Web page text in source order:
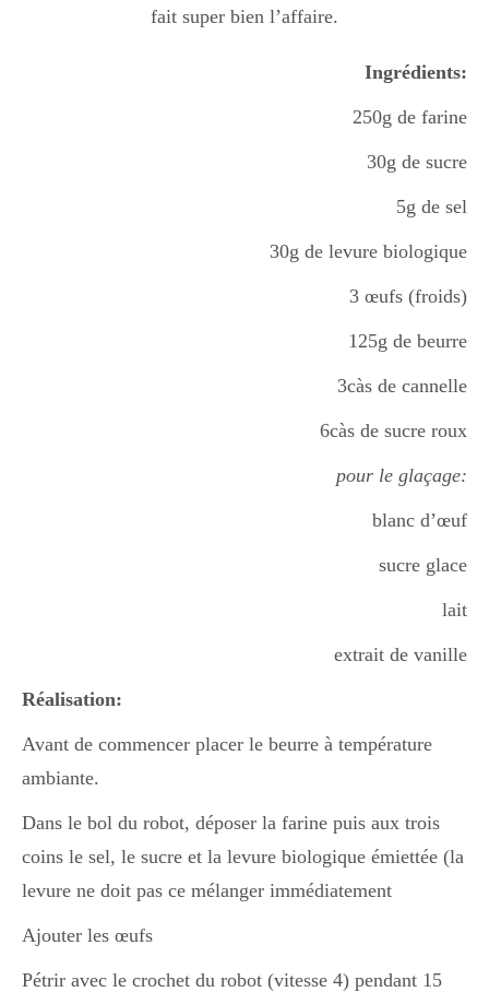
apéro
Halloween
fait super bien l’affaire.
Ingrédients:
250g de farine
30g de sucre
5g de sel
30g de levure biologique
3 œufs (froids)
125g de beurre
3càs de cannelle
6càs de sucre roux
pour le glaçage:
blanc d’œuf
sucre glace
lait
extrait de vanille
Réalisation:
Avant de commencer placer le beurre à température
ambiante.
Dans le bol du robot, déposer la farine puis aux trois
coins le sel, le sucre et la levure biologique émiettée (la
levure ne doit pas ce mélanger immédiatement
Ajouter les œufs
Pétrir avec le crochet du robot (vitesse 4) pendant 15